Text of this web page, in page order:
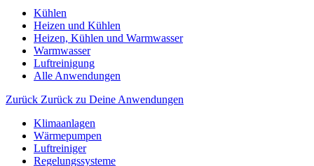
Kühlen
Heizen und Kühlen
Heizen, Kühlen und Warmwasser
Warmwasser
Luftreinigung
Alle Anwendungen
Zurück Zurück zu Deine Anwendungen
Klimaanlagen
Wärmepumpen
Luftreiniger
Regelungssysteme